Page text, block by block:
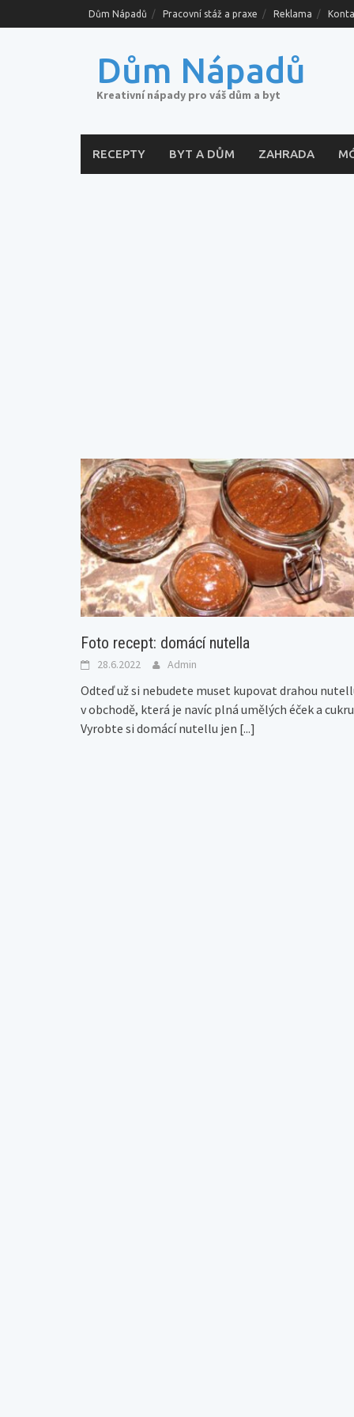
to
Dům Nápadů Pracovní stáž a praxe Reklama
Dům Nápadů
Kreativní nápady pro váš dům a byt
RECEPTY BYT A DŮM ZAHRADA
Foto recept: domácí nutella
28.6.2022 Admin
Odteď už si nebudete muset kupovat drahou
v obchodě, která je navíc plná umělých éček a
Vyrobte si domácí nutellu jen [...]